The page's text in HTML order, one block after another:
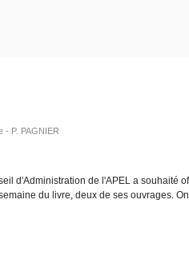
- P. PAGNIER
d'Administration de l'APEL a souhaité
du livre, deux de ses ouvrages.